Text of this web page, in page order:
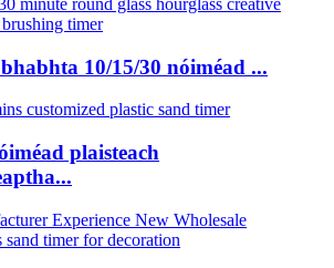
10/15/30 nóiméad ...
plaisteach